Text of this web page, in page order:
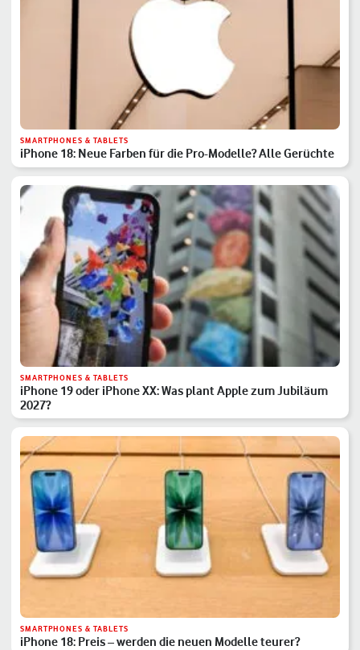
SMARTPHONES & TABLETS
iPhone 18: Neue Farben für die Pro-Modelle? Alle Gerüchte
SMARTPHONES & TABLETS
iPhone 19 oder iPhone XX: Was plant Apple zum Jubiläum
2027?
SMARTPHONES & TABLETS
iPhone 18: Preis – werden die neuen Modelle teurer?